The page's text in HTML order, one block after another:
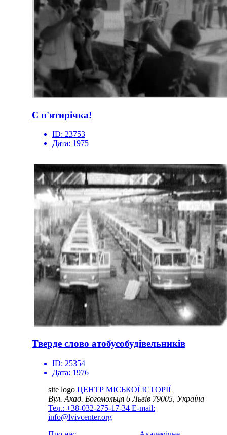
Є п'ятирічка!
ID: 23753
Дата: 1975
Тверде слово атобусобудівельників
ID: 25354
Дата: 1976
site logo ЦЕНТР МІСЬКОЇ ІСТОРІЇ
Вул. Акад. Богомольця 6Львів 79005, Україна
Тел.: +38-032-275-17-34 E-mail:
info@lvivcenter.org